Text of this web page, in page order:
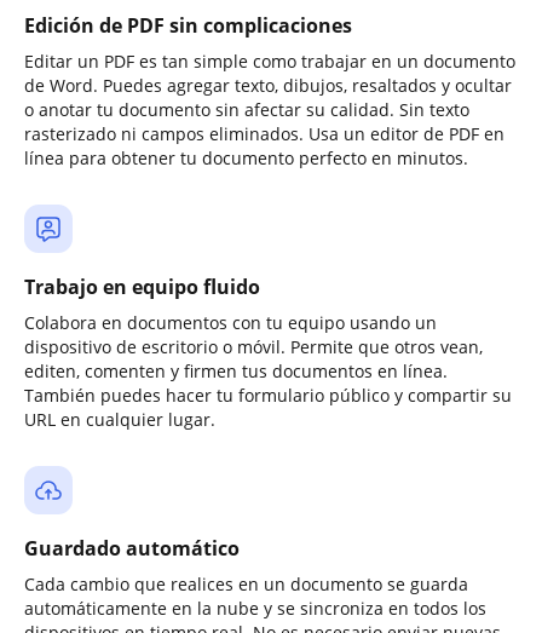
Edición de PDF sin complicaciones
Editar un PDF es tan simple como trabajar en un documento
de Word. Puedes agregar texto, dibujos, resaltados y ocultar
o anotar tu documento sin afectar su calidad. Sin texto
rasterizado ni campos eliminados. Usa un editor de PDF en
línea para obtener tu documento perfecto en minutos.
Trabajo en equipo fluido
Colabora en documentos con tu equipo usando un
dispositivo de escritorio o móvil. Permite que otros vean,
editen, comenten y firmen tus documentos en línea.
También puedes hacer tu formulario público y compartir su
URL en cualquier lugar.
Guardado automático
Cada cambio que realices en un documento se guarda
automáticamente en la nube y se sincroniza en todos los